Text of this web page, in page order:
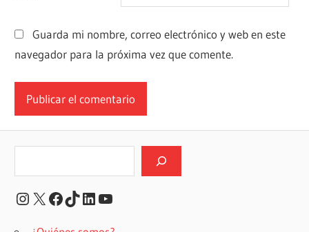
Guarda mi nombre, correo electrónico y web en este
navegador para la próxima vez que comente.
Instagram
X Facebook
TikTok
LinkedIn
YouTube